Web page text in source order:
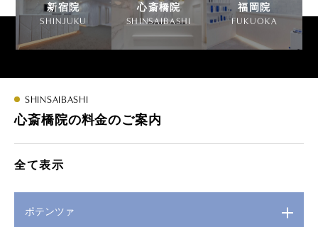
新宿院
SHINJUKU
心斎橋院
SHINSAIBASHI
福岡院
FUKUOKA
SHINSAIBASHI
心斎橋院の料金のご案内
全て表示
ポテンツァ